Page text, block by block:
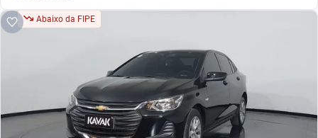
Abaixo da FIPE